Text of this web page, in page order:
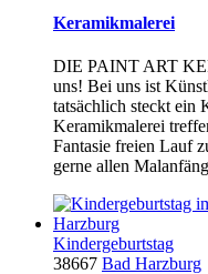
Keramikmalerei
DIE PAINT ART
uns! Bei uns ist
tatsächlich steckt ein
Keramikmalerei
Fantasie freien Lauf
gerne allen
Kindergeburtstag
38667 Bad Harzburg